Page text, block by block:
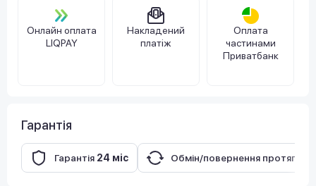
Онлайн оплата
LIQPAY
Накладений
платіж
Оплата
частинами
Приватбанк
Гарантія
Гарантія 24 міс Обмін/повернення протягом